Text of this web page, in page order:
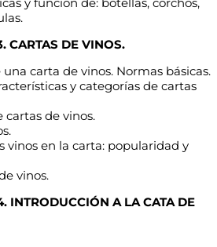
CARTAS DE VINOS.
carta de vinos. Normas básicas.
y categorías de cartas
cartas de vinos.
vinos en la carta: popularidad y
vinos.
INTRODUCCIÓN A LA CATA DE